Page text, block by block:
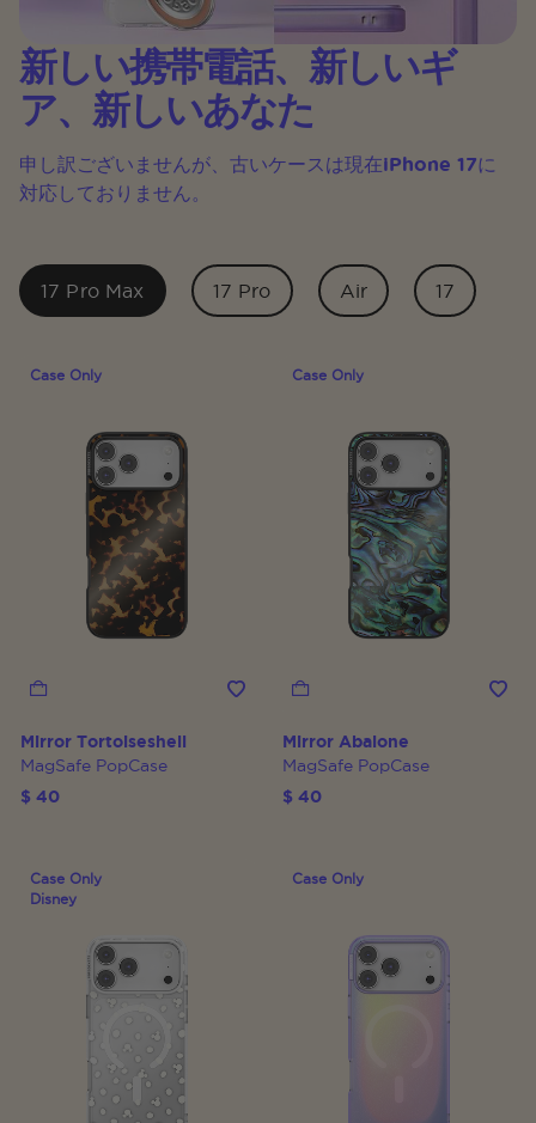
新しい携帯電話、新しいギ
ア、新しいあなた
申し訳ございませんが、古いケースは現在iPhone 17に
対応しておりません。
17 Pro Max 17 Pro Air 17
Case Only
Mirror Tortoiseshell
MagSafe PopCase
$ 40
Case Only
Mirror Abalone
MagSafe PopCase
$ 40
Case Only
Disney
Case Only